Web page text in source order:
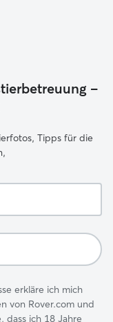
–
Tipps für die
erkläre ich mich
von Rover.com und
dass ich 18 Jahre